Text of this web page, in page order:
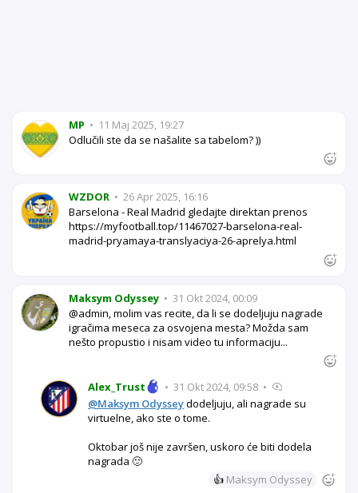
MP • 11 Maj 2025, 19:27
Odlučili ste da se našalite sa tabelom? ))
WZDOR • 26 Apr 2025, 16:16
Barselona - Real Madrid gledajte direktan prenos
https://myfootball.top/11467027-barselona-real-
madrid-pryamaya-translyaciya-26-aprelya.html
Maksym Odyssey • 31 Okt 2024, 00:09
@admin, molim vas recite, da li se dodeljuju nagrade
igračima meseca za osvojena mesta? Možda sam
nešto propustio i nisam video tu informaciju...
Alex_Trust • 31 Okt 2024, 09:58 •
@Maksym Odysseydodeljuju, ali nagrade su
virtuelne, ako ste o tome.
Oktobar još nije završen, uskoro će biti dodela
nagrada 🙂
👍 Maksym Odyssey